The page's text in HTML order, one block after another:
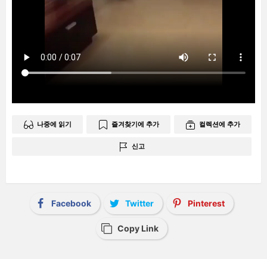
나중에 읽기 즐겨찾기에 추가 컬렉션에 추가
신고
Facebook Twitter Pinterest
Copy Link